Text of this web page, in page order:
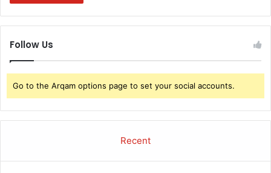
Follow Us
Go to the Arqam options page to set your social accounts.
Recent